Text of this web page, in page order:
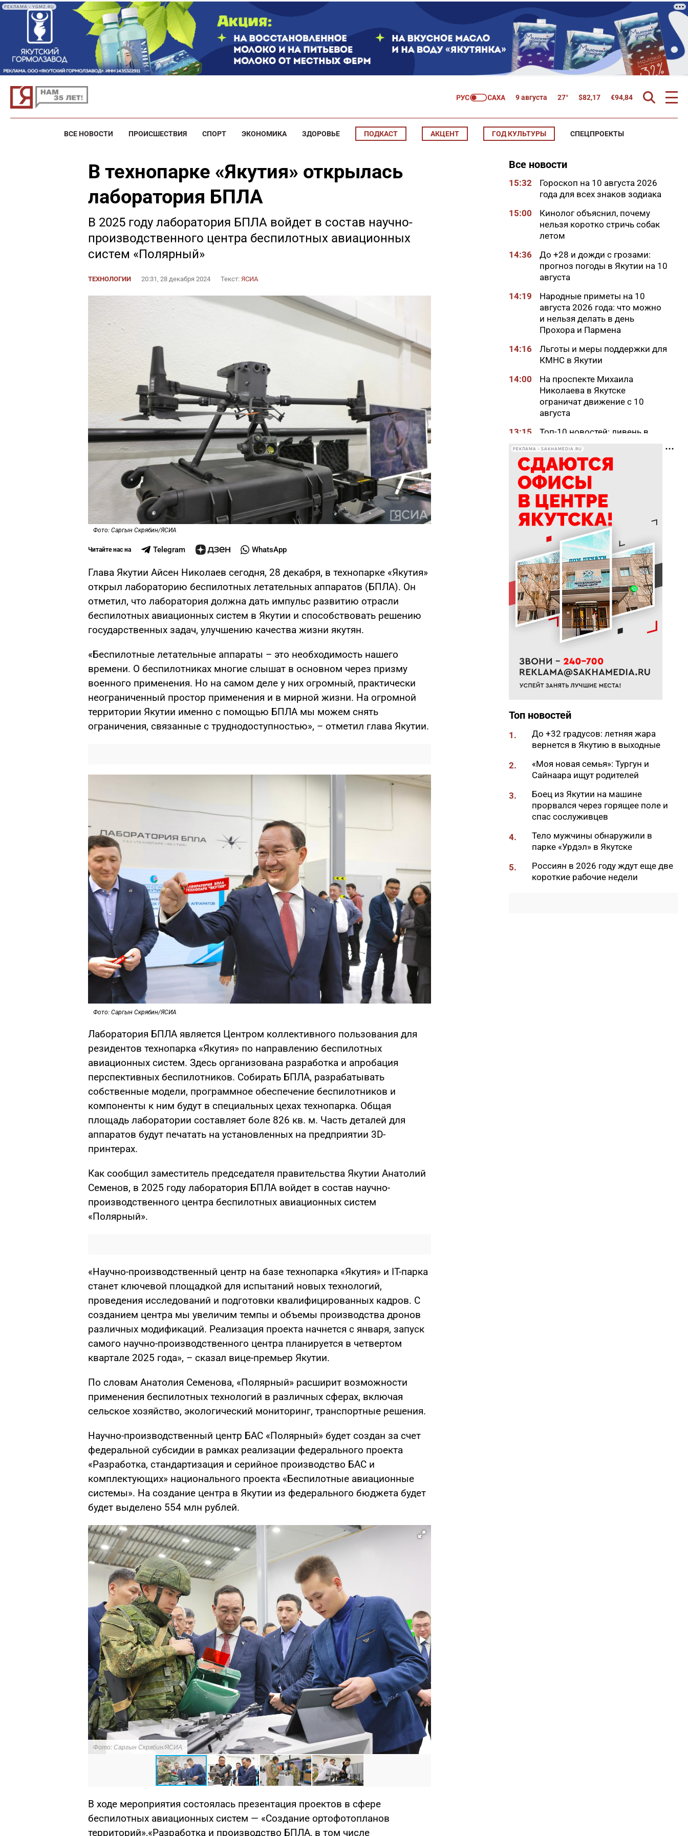
РЕКЛАМА • YGMZ.RU
9 августа 27° $82,17 €94,84
ВСЕ НОВОСТИ ПРОИСШЕСТВИЯ СПОРТ ЭКОНОМИКА ЗДОРОВЬЕ ПОДКАСТ АКЦЕНТ ГОД КУЛЬТУРЫ СПЕЦПРОЕКТЫ
В технопарке «Якутия» открылась
лаборатория БПЛА
В 2025 году лаборатория БПЛА войдет в состав научно-
производственного центра беспилотных авиационных
систем «Полярный»
ТЕХНОЛОГИИ 20:31, 28 декабря 2024 Текст: ЯСИА
Фото: Саргын Скрябин/ЯСИА
Читайте нас на Telegram WhatsApp
Глава Якутии Айсен Николаев сегодня, 28 декабря, в технопарке «Якутия»
открыл лабораторию беспилотных летательных аппаратов (БПЛА). Он
отметил, что лаборатория должна дать импульс развитию отрасли
беспилотных авиационных систем в Якутии и способствовать решению
государственных задач, улучшению качества жизни якутян.
«Беспилотные летательные аппараты – это необходимость нашего
времени. О беспилотниках многие слышат в основном через призму
военного применения. Но на самом деле у них огромный, практически
неограниченный простор применения и в мирной жизни. На огромной
территории Якутии именно с помощью БПЛА мы можем снять
ограничения, связанные с труднодоступностью», – отметил глава Якутии.
Фото: Саргын Скрябин/ЯСИА
Лаборатория БПЛА является Центром коллективного пользования для
резидентов технопарка «Якутия» по направлению беспилотных
авиационных систем. Здесь организована разработка и апробация
перспективных беспилотников. Собирать БПЛА, разрабатывать
собственные модели, программное обеспечение беспилотников и
компоненты к ним будут в специальных цехах технопарка. Общая
площадь лаборатории составляет боле 826 кв. м. Часть деталей для
аппаратов будут печатать на установленных на предприятии 3D-
принтерах.
Как сообщил заместитель председателя правительства Якутии Анатолий
Семенов, в 2025 году лаборатория БПЛА войдет в состав научно-
производственного центра беспилотных авиационных систем
«Полярный».
«Научно-производственный центр на базе технопарка «Якутия» и IT-парка
станет ключевой площадкой для испытаний новых технологий,
проведения исследований и подготовки квалифицированных кадров. С
созданием центра мы увеличим темпы и объемы производства дронов
различных модификаций. Реализация проекта начнется с января, запуск
самого научно-производственного центра планируется в четвертом
квартале 2025 года», – сказал вице-премьер Якутии.
По словам Анатолия Семенова, «Полярный» расширит возможности
применения беспилотных технологий в различных сферах, включая
сельское хозяйство, экологический мониторинг, транспортные решения.
Научно-производственный центр БАС «Полярный» будет создан за счет
федеральной субсидии в рамках реализации федерального проекта
«Разработка, стандартизация и серийное производство БАС и
комплектующих» национального проекта «Беспилотные авиационные
системы». На создание центра в Якутии из федерального бюджета будет
будет выделено 554 млн рублей.
Фото: Саргын Скрябин/ЯСИА
В ходе мероприятия состоялась презентация проектов в сфере
беспилотных авиационных систем — «Создание ортофотопланов
территорий»,«Разработка и производство БПЛА, в том числе
Все новости
15:32
Гороскоп на 10 августа 2026
года для всех знаков зодиака
15:00
Кинолог объяснил, почему
нельзя коротко стричь собак
летом
14:36
До +28 и дожди с грозами:
прогноз погоды в Якутии на 10
августа
14:19
Народные приметы на 10
августа 2026 года: что можно
и нельзя делать в день
Прохора и Пармена
14:16
Льготы и меры поддержки для
КМНС в Якутии
14:00
На проспекте Михаила
Николаева в Якутске
ограничат движение с 10
августа
13:15
Топ-10 новостей: ливень в
топливо в Южной Якутии
12:42
В районах Якутии полностью
освободили от воды
подтопленные территории
12:33
Якутяне могут подать заявку
на главную просветительскую
премию страны
12:17
Стал известен размер пенсии
госслужащих в России
12:00
Семечки и аппендицит: что на
самом деле опасно для
кишечника
11:31
Жители Якутии могут посетить
выставку «Петергоф.
11:18
В Сунтарском районе
потушили один лесной пожар
строителей с
праздником
В Якутске у женщины по схеме
«инвестиции» похитили 370
тысяч рублей
10:16
Минпросвещения обновило
перечень учебников для
школьников
10:00
Глава Якутии поздравил с
Международным днем
Стало известно, сколько
РЕКЛАМА • SAKHAMEDIA.RU
Топ новостей
1.
До +32 градусов: летняя жара
вернется в Якутию в выходные
2.
«Моя новая семья»: Тургун и
Сайнаара ищут родителей
3.
Боец из Якутии на машине
прорвался через горящее поле и
спас сослуживцев
4.
Тело мужчины обнаружили в
парке «Урдэл» в Якутске
5.
Россиян в 2026 году ждут еще две
короткие рабочие недели